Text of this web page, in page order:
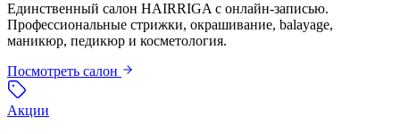
Единственный салон HAIRRIGA с онлайн-записью.
Профессиональные стрижки, окрашивание, balayage,
маникюр, педикюр и косметология.
Посмотреть салон
Акции